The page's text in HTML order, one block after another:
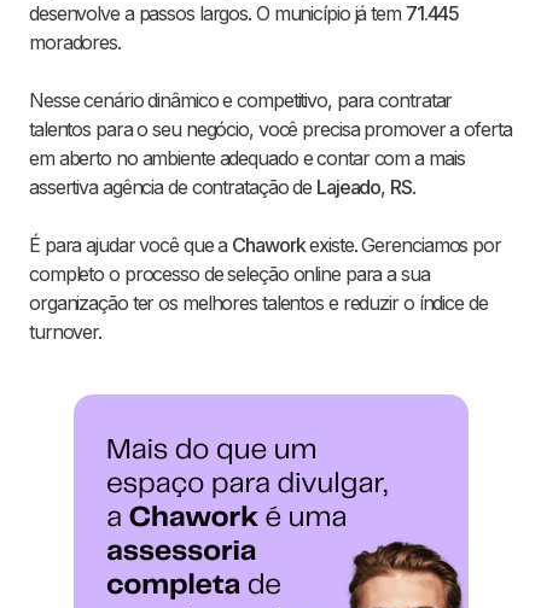
desenvolve a passos largos. O município já tem 71.445
moradores.
Nesse cenário dinâmico e competitivo, para contratar
talentos para o seu negócio, você precisa promover a oferta
em aberto no ambiente adequado e contar com a mais
assertiva agência de contratação de Lajeado, RS.
É para ajudar você que a Chaworkexiste. Gerenciamos por
completo o processo de seleção online para a sua
organização ter os melhores talentos e reduzir o índice de
turnover.